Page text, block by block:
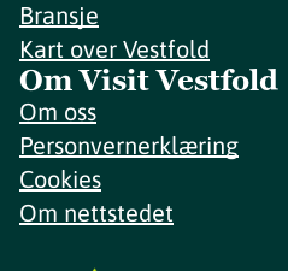
Bransje
Kart over Vestfold
Om Visit Vestfold
Om oss
Personvernerklæring
Cookies
Om nettstedet